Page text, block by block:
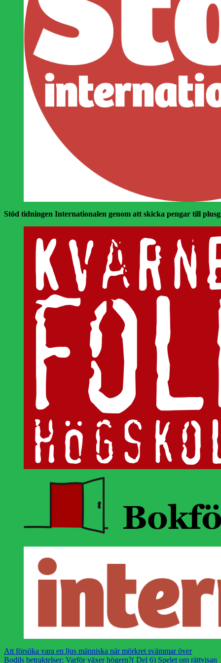
Stöd tidningen Internationalen genom att skicka pengar till
Att försöka vara en ljus människa när mörkret svämmar över
Bodils betraktelser: Varför växer högern?( Del 6) Spelet om rättvisan